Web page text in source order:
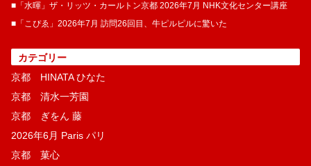
■「水暉」ザ・リッツ・カールトン京都 2026年7月 NHK文化センター講座
■「こぴゑ」2026年7月 訪問26回目、牛ピルピルに驚いた
カテゴリー
京都 HINATA ひなた
京都 清水一芳園
京都 ぎをん 藤
2026年6月 Paris パリ
京都 菓​心